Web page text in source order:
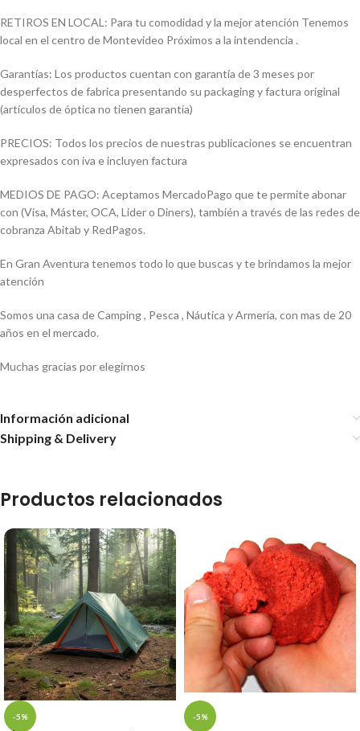
RETIROS EN LOCAL: Para tu comodidad y la mejor atención Tenemos
local en el centro de Montevideo Próximos a la intendencia .
Garantías: Los productos cuentan con garantía de 3 meses por
desperfectos de fabrica presentando su packaging y factura original
(artículos de óptica no tienen garantía)
PRECIOS: Todos los precios de nuestras publicaciones se encuentran
expresados con iva e incluyen factura
MEDIOS DE PAGO: Aceptamos MercadoPago que te permite abonar
con (Visa, Máster, OCA, Lider o Diners), también a través de las redes de
cobranza Abitab y RedPagos.
En Gran Aventura tenemos todo lo que buscas y te brindamos la mejor
atención
Somos una casa de Camping , Pesca , Náutica y Armería, con mas de 20
años en el mercado.
Muchas gracias por elegirnos
Información adicional
Shipping & Delivery
Productos relacionados
-5% -5%